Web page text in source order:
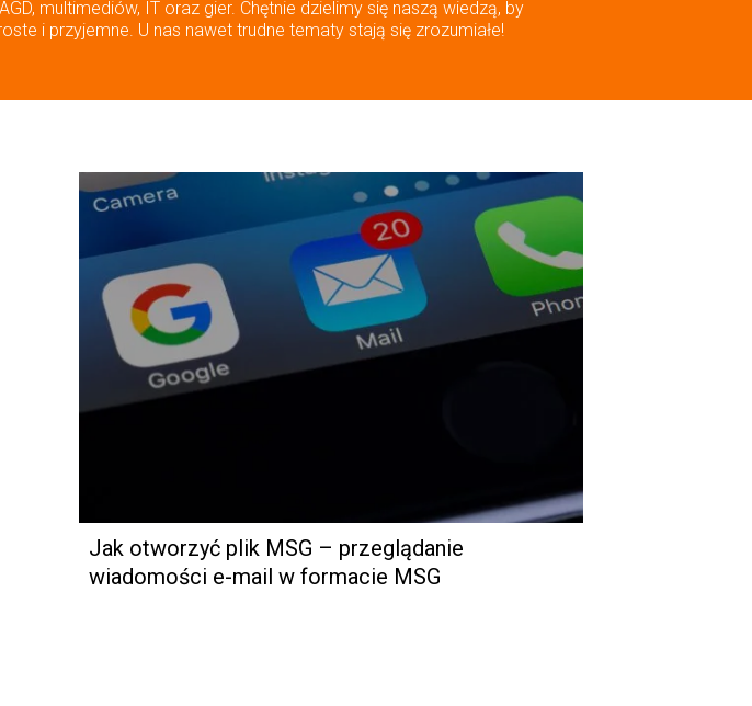
multimediów, IT oraz gier. Chętnie dzielimy się naszą wiedzą, by
i przyjemne. U nas nawet trudne tematy stają się zrozumiałe!
Jak otworzyć plik MSG – przeglądanie
wiadomości e-mail w formacie MSG